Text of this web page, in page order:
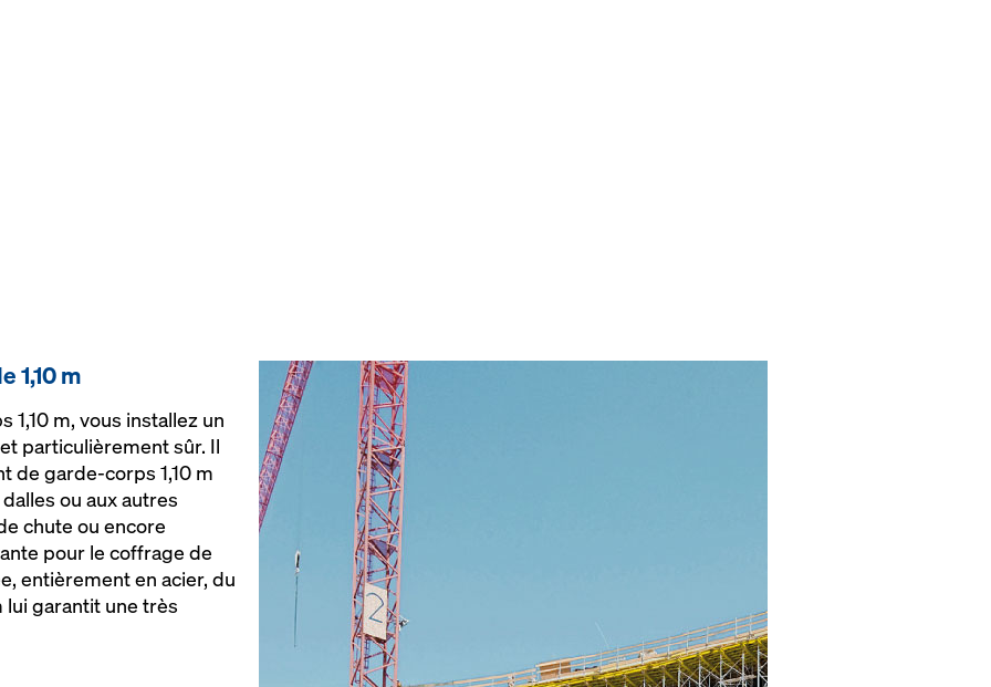
1,10 m
m, vous installez un
particulièrement sûr. Il
de garde-corps 1,10 m
ou aux autres
chute ou encore
pour le coffrage de
entièrement en acier, du
lui garantit une très